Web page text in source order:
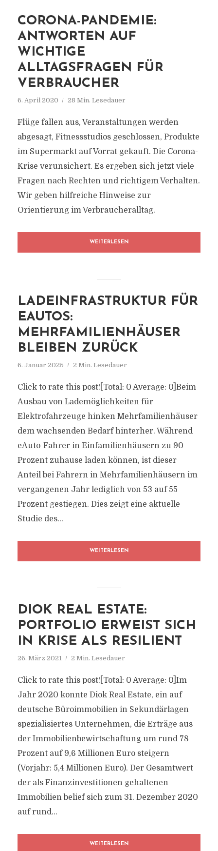
CORONA-PANDEMIE:
ANTWORTEN AUF
WICHTIGE
ALLTAGSFRAGEN FÜR
VERBRAUCHER
6. April 2020 28 Min. Lesedauer
Flüge fallen aus, Veranstaltungen werden
abgesagt, Fitnessstudios geschlossen, Produkte
im Supermarkt auf Vorrat gekauft. Die Corona-
Krise verunsichert. Es ergeben sich jetzt viele
Fragen nach Rechten und richtigem Verhalten.
Wir geben hilfreiche Hinweise zur
Orientierung im Verbraucheralltag.
WEITERLESEN
LADEINFRASTRUKTUR FÜR
EAUTOS:
MEHRFAMILIENHÄUSER
BLEIBEN ZURÜCK
6. Januar 2025 2 Min. Lesedauer
Click to rate this post![Total: 0 Average: 0]Beim
Ausbau von Lademöglichkeiten für
Elektrofahrzeuge hinken Mehrfamilienhäuser
dem wachsenden Bedarf hinterher. Während
eAuto-Fahrer in Einfamilienhäusern zu 90
Prozent zuhause laden können, ist dieser
Anteil bei Fahrern in Mehrfamilienhäusern im
vergangenen Jahr lediglich von 53 auf 55
Prozent gestiegen. Dies zeigt eine aktuelle
Studie des...
WEITERLESEN
DIOK REAL ESTATE:
PORTFOLIO ERWEIST SICH
IN KRISE ALS RESILIENT
26. März 2021 2 Min. Lesedauer
Click to rate this post![Total: 0 Average: 0]Im
Jahr 2020 konnte Diok Real Estate, ein auf
deutsche Büroimmobilien in Sekundärlagen
spezialisiertes Unternehmen, die Erträge aus
der Immobilienbewirtschaftung um rund 78
Prozent auf 9,6 Millionen Euro steigern
(Vorjahr: 5,4 Millionen Euro). Der Gesamtwert
der als Finanzinvestitionen gehaltenen
Immobilien belief sich zum 31. Dezember 2020
auf rund...
WEITERLESEN